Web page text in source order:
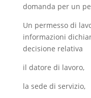
domanda per un
Un permesso di
informazioni
decisione relativa
il datore di lavoro,
la sede di servizio,